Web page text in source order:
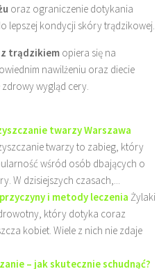
oraz ograniczenie dotykania
lepszej kondycji skóry trądzikowej.
z trądzikiem opiera się na
nawilżeniu oraz diecie
zdrowy wygląd cery.
twarzy Warszawa
twarzy to zabieg, który
wśród osób dbających o
W dzisiejszych czasach,...
i metody leczenia Żylaki
który dotyka coraz
kobiet. Wiele z nich nie zdaje
– jak skutecznie schudnąć?